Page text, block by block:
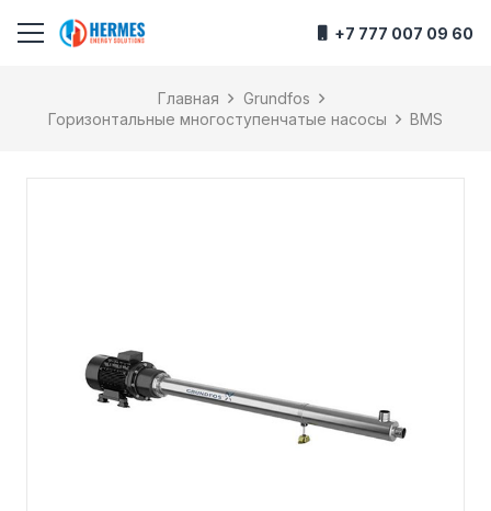
+7 777 007 09 60
Главная
Grundfos
Горизонтальные многоступенчатые насосы
BMS